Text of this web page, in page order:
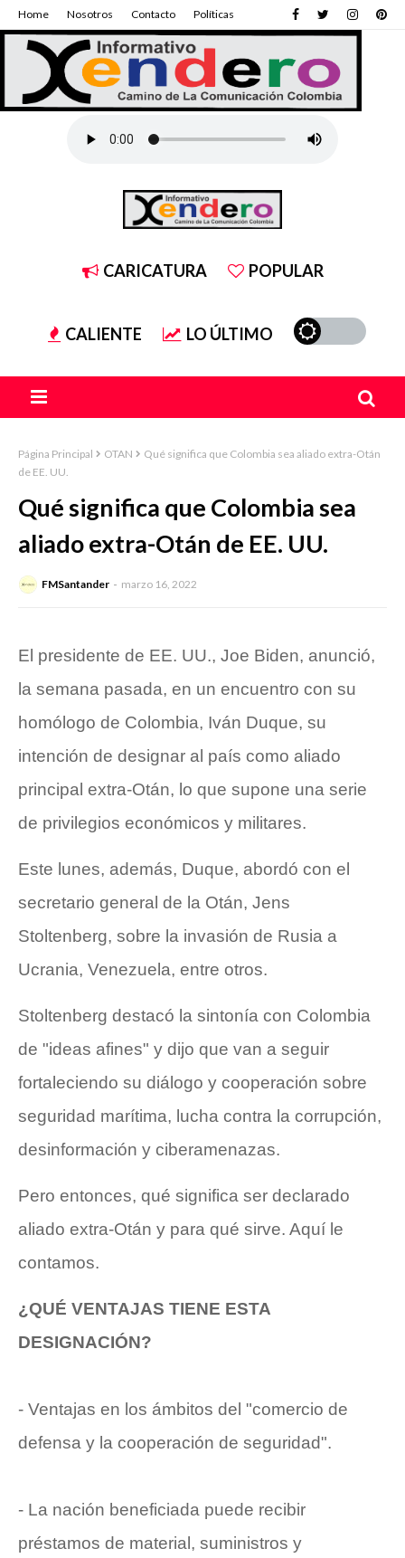
Home Nosotros Contacto Políticas
CARICATURA POPULAR
CALIENTE LO ÚLTIMO
Página Principal OTAN
Qué significa que Colombia sea aliado extra-Otán
de EE. UU.
Qué significa que Colombia sea
aliado extra-Otán de EE. UU.
FMSantander marzo 16, 2022
El presidente de EE. UU., Joe Biden, anunció,
la semana pasada, en un encuentro con su
homólogo de Colombia, Iván Duque, su
intención de designar al país como aliado
principal extra-Otán, lo que supone una serie
de privilegios económicos y militares.
Este lunes, además, Duque, abordó con el
secretario general de la Otán, Jens
Stoltenberg, sobre la invasión de Rusia a
Ucrania, Venezuela, entre otros.
Stoltenberg destacó la sintonía con Colombia
de "ideas afines" y dijo que van a seguir
fortaleciendo su diálogo y cooperación sobre
seguridad marítima, lucha contra la corrupción,
desinformación y ciberamenazas.
Pero entonces, qué significa ser declarado
aliado extra-Otán y para qué sirve. Aquí le
contamos.
¿QUÉ VENTAJAS TIENE ESTA
DESIGNACIÓN?
- Ventajas en los ámbitos del "comercio de
defensa y la cooperación de seguridad".
- La nación beneficiada puede recibir
préstamos de material, suministros y